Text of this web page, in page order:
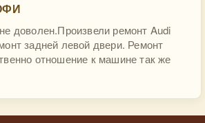
доволен.Произвели ремонт Audi
задней левой двери. Ремонт
отношение к машине так же